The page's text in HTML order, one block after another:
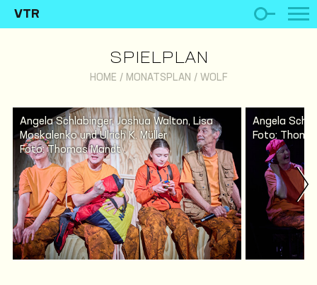
VTR
SPIELPLAN
HOME / MONATSPLAN / WOLF
Angela Schlabinger, Joshua Walton, Lisa
Moskalenko und Ulrich K. Müller
Foto: Thomas Mandt
Angela
Foto: